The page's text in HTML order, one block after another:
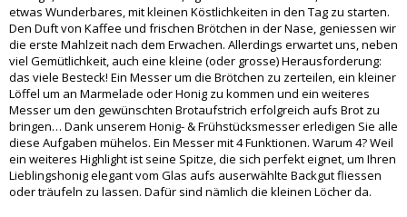
etwas Wunderbares, mit kleinen Köstlichkeiten in den Tag zu starten.
Den Duft von Kaffee und frischen Brötchen in der Nase, geniessen wir
die erste Mahlzeit nach dem Erwachen. Allerdings erwartet uns, neben
viel Gemütlichkeit, auch eine kleine (oder grosse) Herausforderung:
das viele Besteck! Ein Messer um die Brötchen zu zerteilen, ein kleiner
Löffel um an Marmelade oder Honig zu kommen und ein weiteres
Messer um den gewünschten Brotaufstrich erfolgreich aufs Brot zu
bringen… Dank unserem Honig- & Frühstücksmesser erledigen Sie alle
diese Aufgaben mühelos. Ein Messer mit 4 Funktionen. Warum 4? Weil
ein weiteres Highlight ist seine Spitze, die sich perfekt eignet, um Ihren
Lieblingshonig elegant vom Glas aufs auserwählte Backgut fliessen
oder träufeln zu lassen. Dafür sind nämlich die kleinen Löcher da.